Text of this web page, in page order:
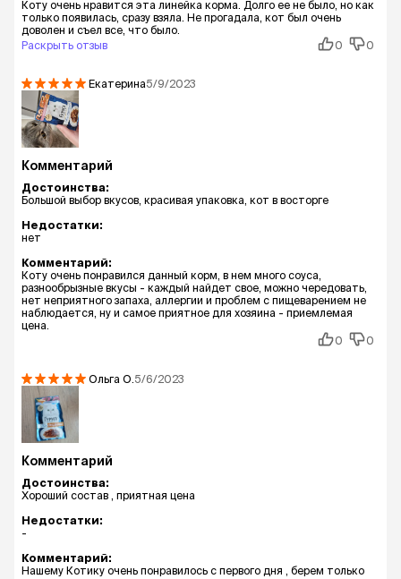
Коту очень нравится эта линейка корма. Долго ее не было, но как
только появилась, сразу взяла. Не прогадала, кот был очень
доволен и съел все, что было.
Раскрыть отзыв
0 0
Екатерина5/9/2023
Комментарий
Достоинства:
Большой выбор вкусов, красивая упаковка, кот в восторге
Недостатки:
нет
Комментарий:
Коту очень понравился данный корм, в нем много соуса,
разнообрызные вкусы - каждый найдет свое, можно чередовать,
нет неприятного запаха, аллергии и проблем с пищеварением не
наблюдается, ну и самое приятное для хозяина - приемлемая
цена.
0
0
Ольга О. 5/6/2023
Комментарий
Достоинства:
Хороший состав , приятная цена
Недостатки:
-
Комментарий:
Нашему Котику очень понравилось с первого дня , берем только